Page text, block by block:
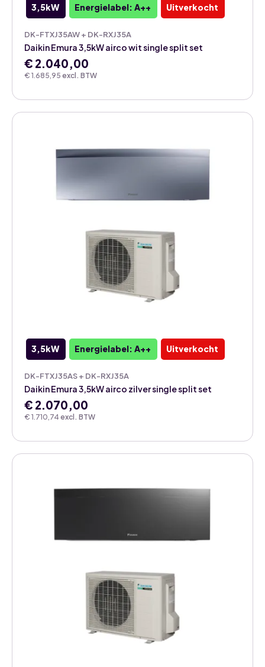
3,5kW Energielabel: A++ Uitverkocht
DK-FTXJ35AW + DK-RXJ35A
€ 1.685,95 excl. BTW
Daikin Emura 3,5kW airco wit single split set
€ 2.040,00
3,5kW Energielabel: A++ Uitverkocht
DK-FTXJ35AS + DK-RXJ35A
€ 1.710,74 excl. BTW
Daikin Emura 3,5kW airco zilver single split set
€ 2.070,00